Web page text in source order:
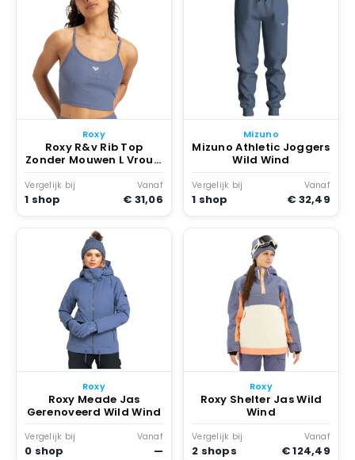
Roxy
Roxy R&v Rib Top
Zonder Mouwen L Vrouw
Wild Wind
Vergelijk bij
1 shop
Vanaf
€ 31,06
Mizuno
Mizuno Athletic Joggers
Wild Wind
Vergelijk bij
1 shop
Vanaf
€ 32,49
Roxy
Roxy Meade Jas
Gerenoveerd Wild Wind
Vergelijk bij
0 shop
Vanaf
—
Roxy
Roxy Shelter Jas Wild
Wind
Vergelijk bij
2 shops
Vanaf
€ 124,49